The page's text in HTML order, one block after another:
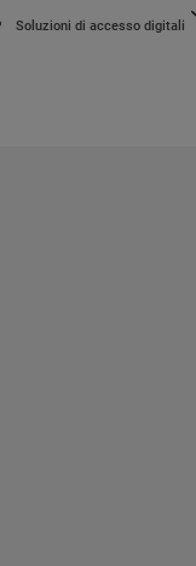
Soluzioni di accesso digitali